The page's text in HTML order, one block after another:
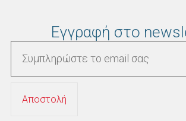
Εγγραφή στο